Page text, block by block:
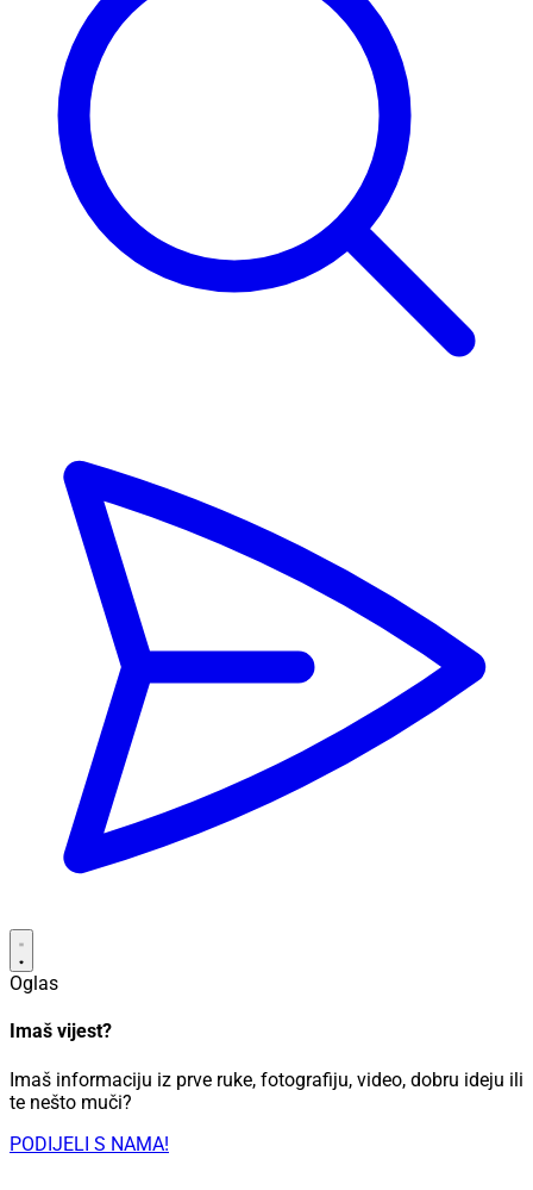
Oglas
Imaš vijest?
Imaš informaciju iz prve ruke, fotografiju, video, dobru ideju ili
te nešto muči?
PODIJELI S NAMA!